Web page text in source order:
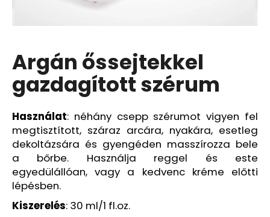
Argán őssejtekkel
gazdagított szérum
Használat: néhány csepp szérumot vigyen fel
megtisztított, száraz arcára, nyakára, esetleg
dekoltázsára és gyengéden masszírozza bele
a bőrbe. Használja reggel és este
egyedülállóan, vagy a kedvenc kréme előtti
lépésben.
Kiszerelés: 30 ml/1 fl.oz.
BIODERMA
PHOTODERM
AQUAFLUID
SZÍNEZETT
FOLYADÉK,
SPF
50+,
40
ML,
EXP
07/26
3
740
Ft